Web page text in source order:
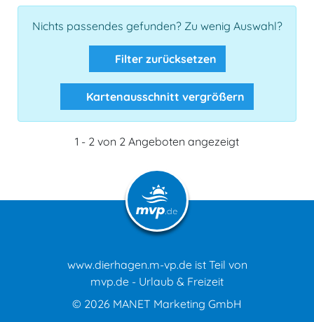
Nichts passendes gefunden? Zu wenig Auswahl?
Filter zurücksetzen
Kartenausschnitt vergrößern
1 - 2 von 2 Angeboten angezeigt
www.dierhagen.m-vp.de ist Teil von
mvp.de - Urlaub & Freizeit
© 2026 MANET Marketing GmbH